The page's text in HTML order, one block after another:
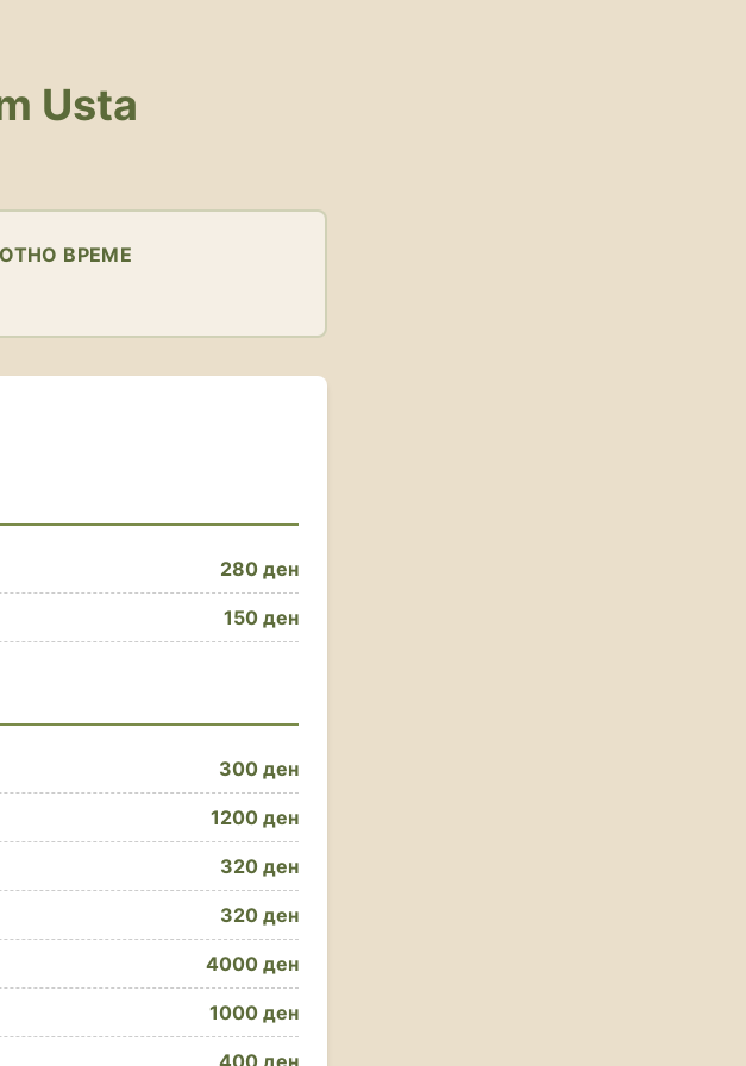
Usta
ВРЕМЕ
280 ден
150 ден
300 ден
1200 ден
320 ден
320 ден
4000 ден
1000 ден
400 ден